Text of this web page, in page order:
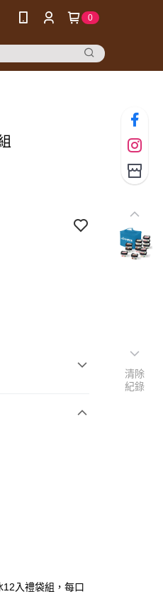
0
入禮袋組，每口
清除
紀錄